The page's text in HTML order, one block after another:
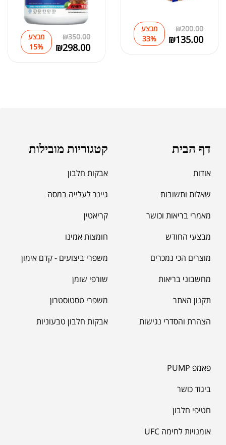
₪200.00
₪135.00
מבצע
33%
₪350.00
₪298.00
מבצע
15%
דף הבית
אודות
שאלות ותשובות
מאמרי בריאות וכושר
מבצעי החודש
מוצרים הכי נמכרים
מחשבוני בריאות
תקנון האתר
הצהרת והסדרי נגישות
קטגוריות מובילות
אבקות חלבון
גיינר לעלייה במסה
קריאטין
חומצות אמינו
משפרי ביצועים - קדם אימון
שורפי שומן
משפרי טסטוסטרון
אבקות חלבון טבעוניות
פאמפ PUMP
ביגוד כושר
חטיפי חלבון
אומנויות לחימה UFC